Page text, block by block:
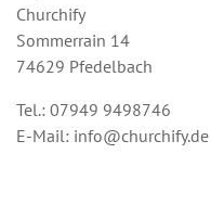
Churchify
Sommerrain 14
74629 Pfedelbach
Tel.: 07949 9498746
E-Mail: info@churchify.de